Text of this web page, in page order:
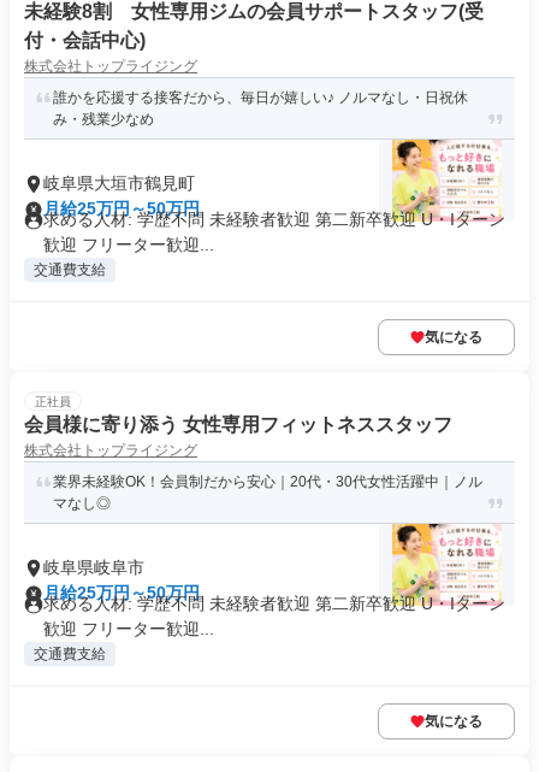
未経験8割 女性専用ジムの会員サポートスタッフ(受
付・会話中心)
株式会社トップライジング
誰かを応援する接客だから、毎日が嬉しい♪ ノルマなし・日祝休
み・残業少なめ
岐阜県大垣市鶴見町
月給25万円～50万円
求める人材: 学歴不問 未経験者歓迎 第二新卒歓迎 U・Iターン
歓迎 フリーター歓迎...
交通費支給
気になる
正社員
会員様に寄り添う 女性専用フィットネススタッフ
株式会社トップライジング
業界未経験OK！会員制だから安心｜20代・30代女性活躍中｜ノル
マなし◎
岐阜県岐阜市
月給25万円～50万円
求める人材: 学歴不問 未経験者歓迎 第二新卒歓迎 U・Iターン
歓迎 フリーター歓迎...
交通費支給
気になる